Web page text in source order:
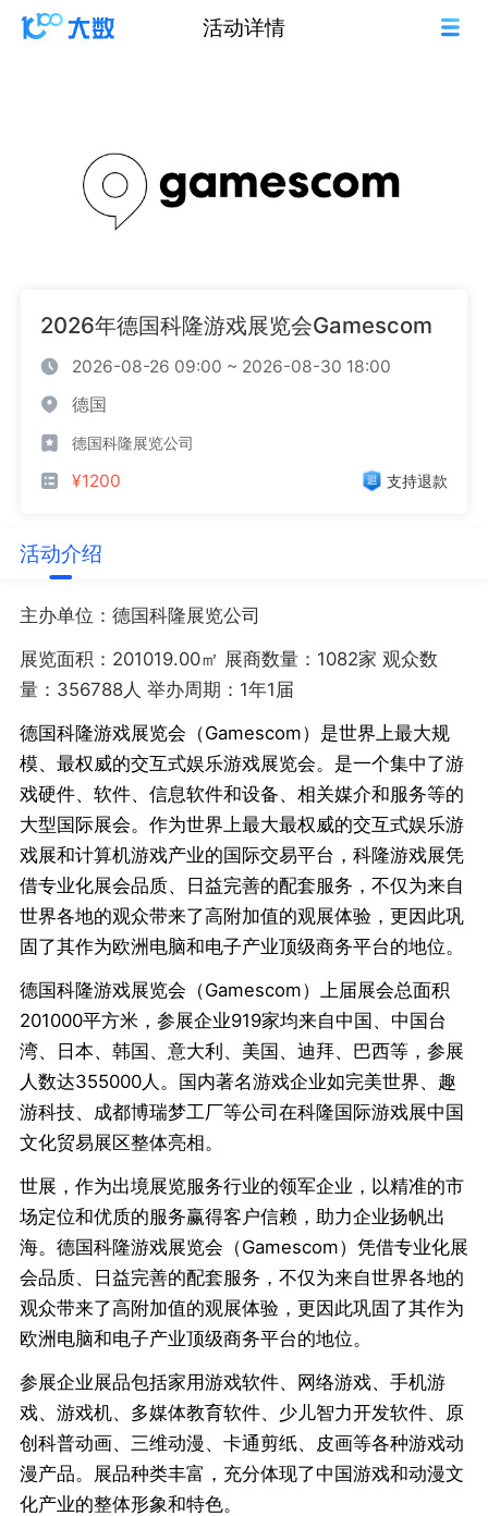
活动详情
2026年德国科隆游戏展览会Gamescom
2026-08-26 09:00 ~ 2026-08-30 18:00
德国
德国科隆展览公司
¥1200 支持退款
活动介绍
主办单位：德国科隆展览公司
展览面积：201019.00㎡ 展商数量：1082家 观众数
量：356788人 举办周期：1年1届
德国科隆游戏展览会（Gamescom）是世界上最大规
模、最权威的交互式娱乐游戏展览会。是一个集中了游
戏硬件、软件、信息软件和设备、相关媒介和服务等的
大型国际展会。作为世界上最大最权威的交互式娱乐游
戏展和计算机游戏产业的国际交易平台，科隆游戏展凭
借专业化展会品质、日益完善的配套服务，不仅为来自
世界各地的观众带来了高附加值的观展体验，更因此巩
固了其作为欧洲电脑和电子产业顶级商务平台的地位。
德国科隆游戏展览会（Gamescom）上届展会总面积
201000平方米，参展企业919家均来自中国、中国台
湾、日本、韩国、意大利、美国、迪拜、巴西等，参展
人数达355000人。国内著名游戏企业如完美世界、趣
游科技、成都博瑞梦工厂等公司在科隆国际游戏展中国
文化贸易展区整体亮相。
世展，作为出境展览服务行业的领军企业，以精准的市
场定位和优质的服务赢得客户信赖，助力企业扬帆出
海。德国科隆游戏展览会（Gamescom）凭借专业化展
会品质、日益完善的配套服务，不仅为来自世界各地的
观众带来了高附加值的观展体验，更因此巩固了其作为
欧洲电脑和电子产业顶级商务平台的地位。
参展企业展品包括家用游戏软件、网络游戏、手机游
戏、游戏机、多媒体教育软件、少儿智力开发软件、原
创科普动画、三维动漫、卡通剪纸、皮画等各种游戏动
漫产品。展品种类丰富，充分体现了中国游戏和动漫文
化产业的整体形象和特色。